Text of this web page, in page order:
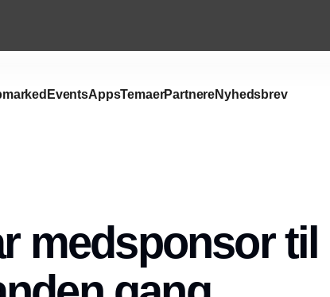
EventsAppsTemaerPartnereNyhedsbrev
medsponsor til